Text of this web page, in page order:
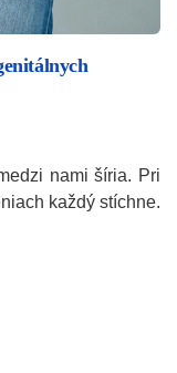
nami šíria. Pri
každý stíchne.